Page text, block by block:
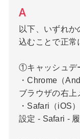
以下、いずれ
込むことで正常
①キャッシュデ
・Chrome（
ブラウザの右上
・Safari（iOS）
設定 - Safari -